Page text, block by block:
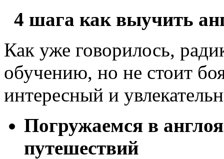
4 шага как выучить
Как уже говорилось,
обучению, но не стоит
интересный и
Погружаемся в
путешествий